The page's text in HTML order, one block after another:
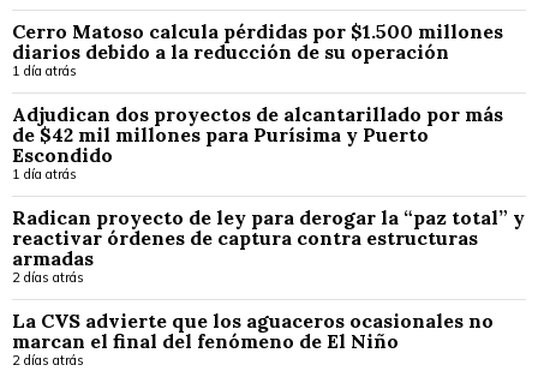
Cerro Matoso calcula pérdidas por $1.500 millones
diarios debido a la reducción de su operación
1 día atrás
Adjudican dos proyectos de alcantarillado por más
de $42 mil millones para Purísima y Puerto
Escondido
1 día atrás
Radican proyecto de ley para derogar la “paz total” y
reactivar órdenes de captura contra estructuras
armadas
2 días atrás
La CVS advierte que los aguaceros ocasionales no
marcan el final del fenómeno de El Niño
2 días atrás